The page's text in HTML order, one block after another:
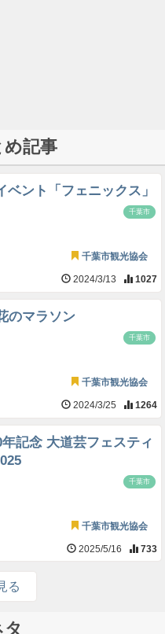
め記事
ベント「フェニックス」
千葉市
千葉市観光協会
2024/3/13 1027
のマラソン
千葉市
千葉市観光協会
2024/3/25 1264
記念 大道芸フェスティ
千葉市
千葉市観光協会
2025/5/16 733
る